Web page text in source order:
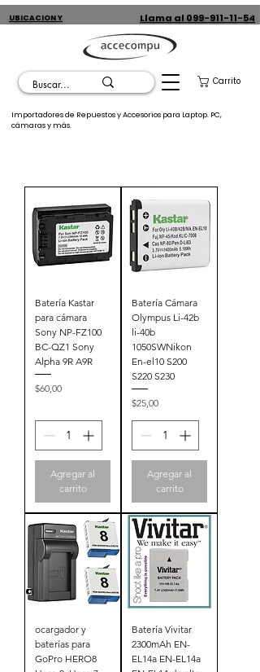
UBICACION Y
Llama al 099-911-11-54
Carrito
Importadores de Repuestos y Accesorios para Laptop. PC,
cámaras y más.
Batería Kastar
para cámara
Sony NP-FZ100
BC-QZ1 Sony
Alpha 9R A9R
Precio
$60,00
Agregar al
carrito
Batería Cámara
Olympus Li-42b
li-40b
1050SWNikon
En-el10 S200
S220 S230
Precio
$25,00
Agregar al
carrito
ocargador y
baterías para
GoPro HERO8
Batería Vivitar
2300mAh EN-
EL14a EN-EL14a